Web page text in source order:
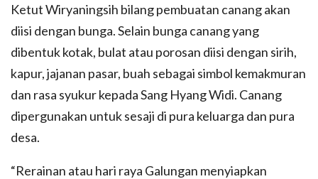
Ketut Wiryaningsih bilang pembuatan canang akan
diisi dengan bunga. Selain bunga canang yang
dibentuk kotak, bulat atau porosan diisi dengan sirih,
kapur, jajanan pasar, buah sebagai simbol kemakmuran
dan rasa syukur kepada Sang Hyang Widi. Canang
dipergunakan untuk sesaji di pura keluarga dan pura
desa.
“Rerainan atau hari raya Galungan menyiapkan